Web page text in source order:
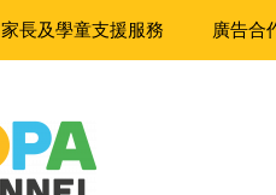
家長及學童支援服務 廣告合